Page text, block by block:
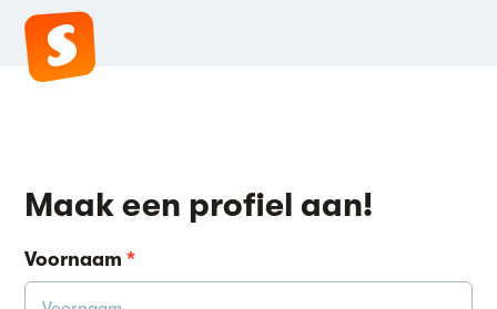
Maak een profiel aan!
Voornaam*